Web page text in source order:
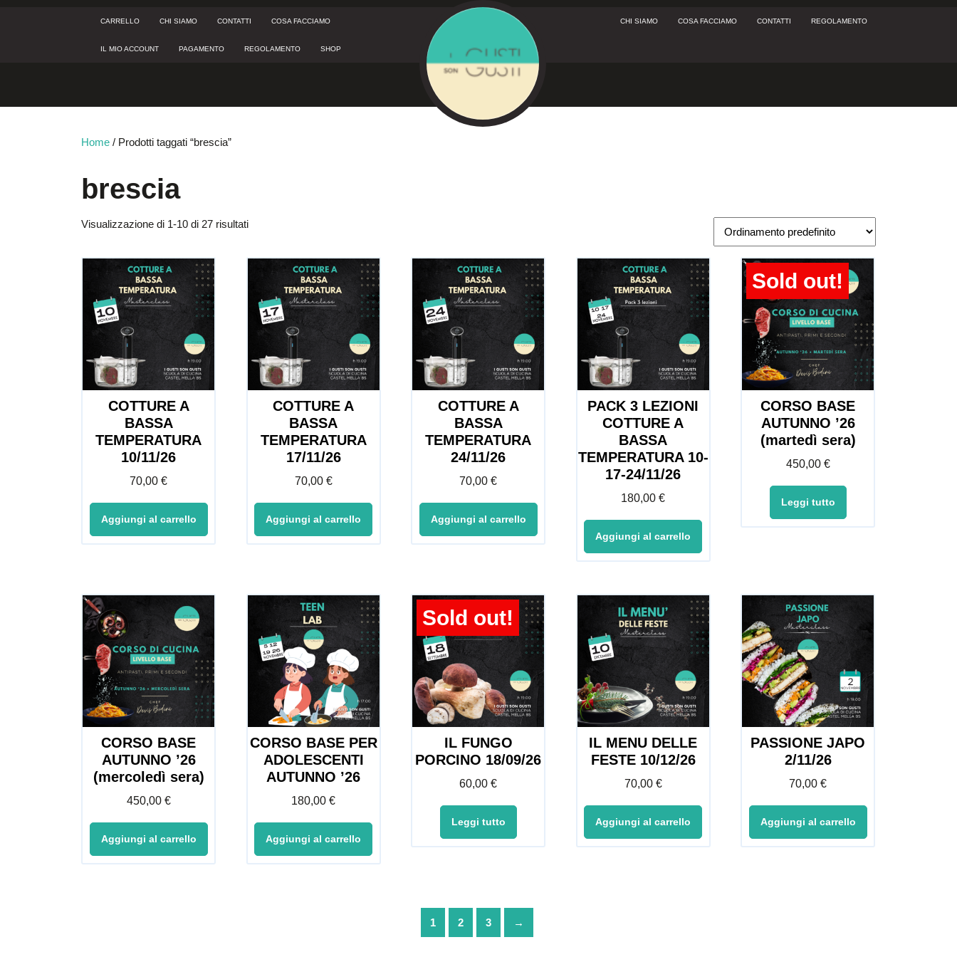
CARRELLO CHI SIAMO CONTATTI COSA FACCIAMO
IL MIO ACCOUNT PAGAMENTO REGOLAMENTO SHOP
CHI SIAMO COSA FACCIAMO CONTATTI REGOLAMENTO
Account
cart
Home / Prodotti taggati “brescia”
brescia
Visualizzazione di 1-10 di 27 risultati
COTTURE A
BASSA
TEMPERATURA
10/11/26
70,00€
Aggiungi al carrello
COTTURE A
BASSA
TEMPERATURA
17/11/26
70,00 €
Aggiungi al carrello
COTTURE A
BASSA
TEMPERATURA
24/11/26
70,00€
Aggiungi al carrello
PACK 3 LEZIONI
COTTURE A
BASSA
TEMPERATURA 10-
17-24/11/26
180,00€
Aggiungi al carrello
Sold out!
CORSO BASE
AUTUNNO ’26
(martedì sera)
450,00 €
Leggi tutto
CORSO BASE
AUTUNNO ’26
(mercoledì sera)
450,00 €
Aggiungi al carrello
CORSO BASE PER
ADOLESCENTI
AUTUNNO ’26
180,00€
Aggiungi al carrello
Sold out!
IL FUNGO
PORCINO 18/09/26
60,00€
Leggi tutto
IL MENU DELLE
FESTE 10/12/26
70,00 €
Aggiungi al carrello
PASSIONE JAPO
2/11/26
70,00€
Aggiungi al carrello
1 2 3 →